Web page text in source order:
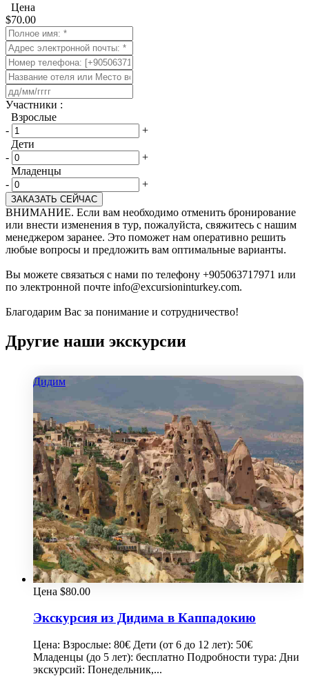
Цена
$70.00
​Участники :
Взрослые
-
+
Дети
-
+
Младенцы
-
+
ЗАКАЗАТЬ СЕЙЧАС
ВНИМАНИЕ. Если вам необходимо отменить бронирование
или внести изменения в тур, пожалуйста, свяжитесь с нашим
менеджером заранее. Это поможет нам оперативно решить
любые вопросы и предложить вам оптимальные варианты.
Вы можете связаться с нами по телефону +905063717971 или
по электронной почте info@excursioninturkey.com.
Благодарим Вас за понимание и сотрудничество!
Другие наши экскурсии
Дидим
Цена $80.00
Экскурсия из Дидима в Каппадокию
Цена: Взрослые: 80€ Дети (от 6 до 12 лет): 50€
Младенцы (до 5 лет): бесплатно Подробности тура: Дни
экскурсий: Понедельник,...